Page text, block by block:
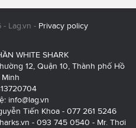
- Lag.vn - Privacy policy
WHITE SHARK
12, Quận 10, Thành phố Hồ
Minh
info@lag.vn
Tiến Khoa - 077 261 5246
- 093 745 0540 - Mr. Thơi